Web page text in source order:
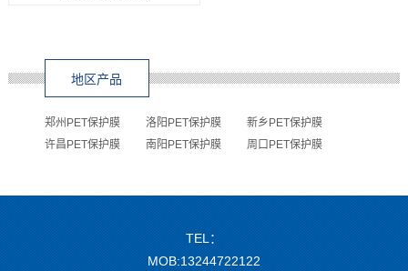
地区产品
郑州PET保护膜 洛阳PET保护膜
新乡PET保护膜
许昌PET保护膜
南阳PET保护膜 周口PET保护膜
TEL：
MOB:13244722122